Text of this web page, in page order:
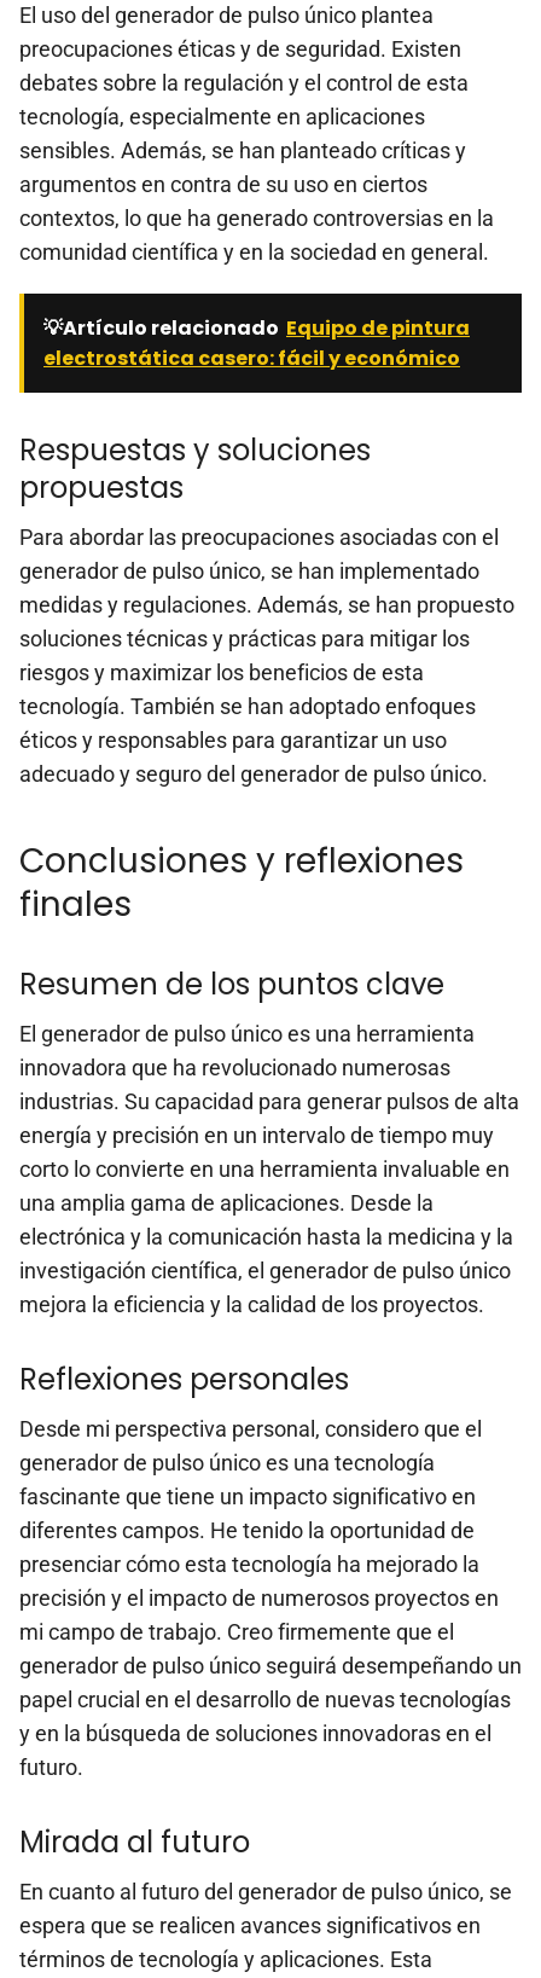
El uso del generador de pulso único plantea
preocupaciones éticas y de seguridad. Existen
debates sobre la regulación y el control de esta
tecnología, especialmente en aplicaciones
sensibles. Además, se han planteado críticas y
argumentos en contra de su uso en ciertos
contextos, lo que ha generado controversias en la
comunidad científica y en la sociedad en general.
💡Artículo relacionado Equipo de pintura
electrostática casero: fácil y económico
Respuestas y soluciones
propuestas
Para abordar las preocupaciones asociadas con el
generador de pulso único, se han implementado
medidas y regulaciones. Además, se han propuesto
soluciones técnicas y prácticas para mitigar los
riesgos y maximizar los beneficios de esta
tecnología. También se han adoptado enfoques
éticos y responsables para garantizar un uso
adecuado y seguro del generador de pulso único.
Conclusiones y reflexiones
finales
Resumen de los puntos clave
El generador de pulso único es una herramienta
innovadora que ha revolucionado numerosas
industrias. Su capacidad para generar pulsos de alta
energía y precisión en un intervalo de tiempo muy
corto lo convierte en una herramienta invaluable en
una amplia gama de aplicaciones. Desde la
electrónica y la comunicación hasta la medicina y la
investigación científica, el generador de pulso único
mejora la eficiencia y la calidad de los proyectos.
Reflexiones personales
Desde mi perspectiva personal, considero que el
generador de pulso único es una tecnología
fascinante que tiene un impacto significativo en
diferentes campos. He tenido la oportunidad de
presenciar cómo esta tecnología ha mejorado la
precisión y el impacto de numerosos proyectos en
mi campo de trabajo. Creo firmemente que el
generador de pulso único seguirá desempeñando un
papel crucial en el desarrollo de nuevas tecnologías
y en la búsqueda de soluciones innovadoras en el
futuro.
Mirada al futuro
En cuanto al futuro del generador de pulso único, se
espera que se realicen avances significativos en
términos de tecnología y aplicaciones. Esta